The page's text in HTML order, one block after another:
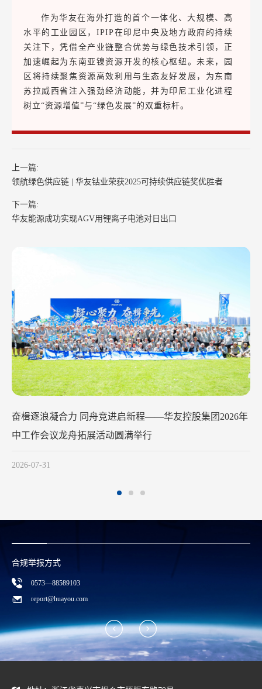
华友钴业2026年中工作会议在苏州召开
作为华友在海外打造的首个一体化、大规模、高
水平的工业园区，IPIP在印尼中央及地方政府的持续
关注下，凭借全产业链整合优势与绿色技术引领，正
加速崛起为东南亚镍资源开发的核心枢纽。未来，园
区将持续聚焦资源高效利用与生态友好发展，为东南
苏拉威西省注入强劲经济动能，并为印尼工业化进程
树立“资源增值”与“绿色发展”的双重标杆。
上一篇:
领航绿色供应链 | 华友钴业荣获2025可持续供应链奖优胜者
下一篇:
华友能源成功实现AGV用锂离子电池对日出口
合规举报方式
0573—88589103
report@huayou.com